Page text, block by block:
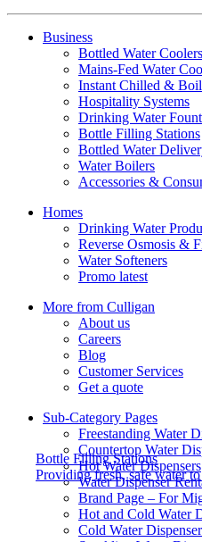
Bottle Filling Stations
Providing fresh, safe water
Business
Bottled Water Coolers
Mains-Fed Water
Instant Chilled &
Hospitality Systems
Drinking Water
Bottle Filling Stations
Bottled Water
Water Boilers
Accessories &
Homes
Drinking Water
Reverse Osmosis &
Water Softeners
Promo latest
More from Culligan
About us
Careers
Blog
Customer Services
Get a quote
Sub-Category Pages
Freestanding Water
Countertop Water
Hot Water Dispensers
Water Dispenser
Brand Page – For
Hot and Cold Water
Cold Water